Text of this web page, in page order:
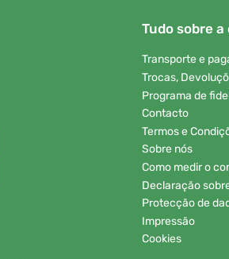
Tudo sobre a
Transporte e
Trocas,
Programa de
Contacto
Termos e
Sobre nós
Como medir o
Declaração
Protecção de
Impressão
Cookies